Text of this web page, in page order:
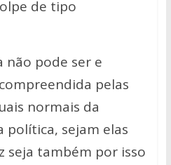
de tipo
não pode ser e
pelas
normais da
política, sejam elas
seja também por isso